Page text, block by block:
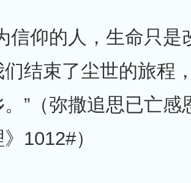
信仰的人，生命只是
们结束了尘世的旅程
。”（弥撒追思已亡感
1012#）